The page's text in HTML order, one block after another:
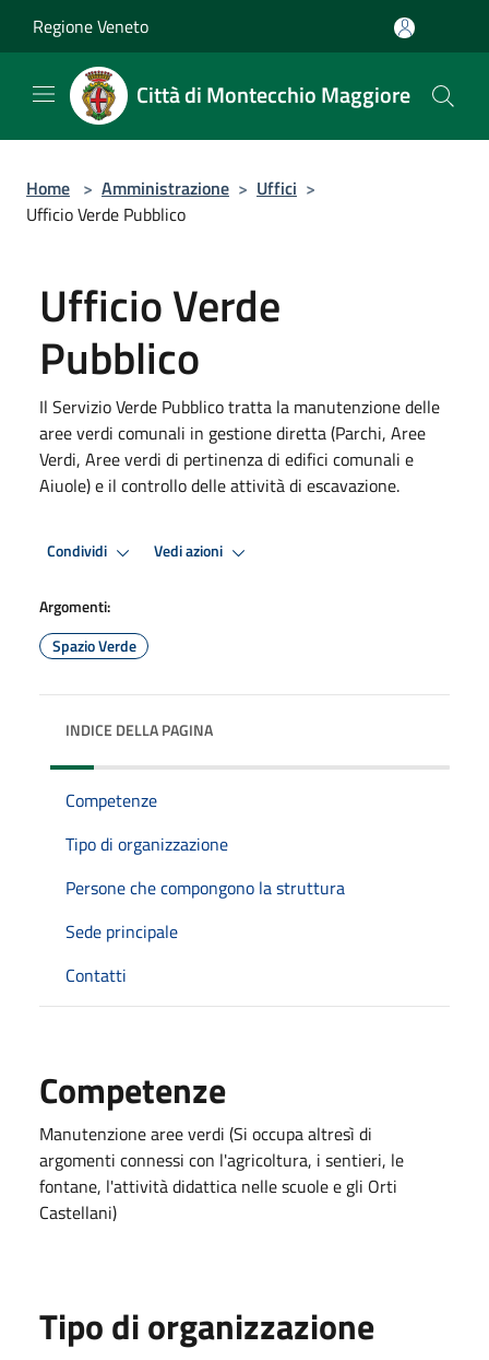
Regione Veneto
Città di Montecchio Maggiore
Home > Amministrazione > Uffici >
Ufficio Verde Pubblico
Ufficio Verde
Pubblico
Il Servizio Verde Pubblico tratta la manutenzione delle
aree verdi comunali in gestione diretta (Parchi, Aree
Verdi, Aree verdi di pertinenza di edifici comunali e
Aiuole) e il controllo delle attività di escavazione.
Condividi Vedi azioni
Argomenti:
Spazio Verde
INDICE DELLA PAGINA
Competenze
Tipo di organizzazione
Persone che compongono la struttura
Sede principale
Contatti
Competenze
Manutenzione aree verdi (Si occupa altresì di
argomenti connessi con l'agricoltura, i sentieri, le
fontane, l'attività didattica nelle scuole e gli Orti
Castellani)
Tipo di organizzazione